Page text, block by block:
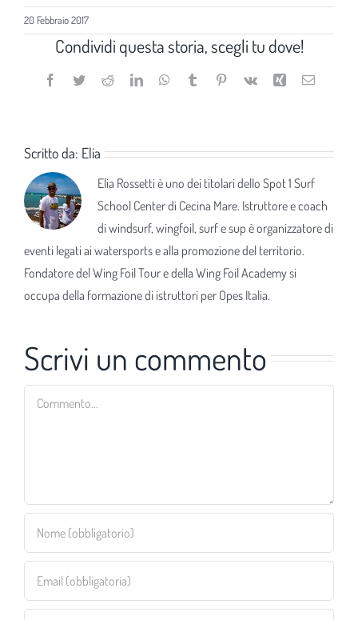
20 Febbraio 2017
Condividi questa storia, scegli tu dove!
Facebook
TwitterRedditLinkedInWhatsApp
TumblrPinterest
Vk Xing Email
Scritto da: Elia
Elia Rossetti è uno dei titolari dello Spot 1 Surf
School Center di Cecina Mare. Istruttore e coach
di windsurf, wingfoil, surf e sup è organizzatore di
eventi legati ai watersports e alla promozione del territorio.
Fondatore del Wing Foil Tour e della Wing Foil Academy si
occupa della formazione di istruttori per Opes Italia.
Scrivi un commento
Commento